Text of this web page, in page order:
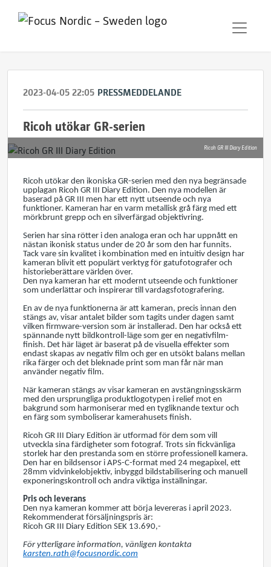
2023-04-05 22:05 PRESSMEDDELANDE
Ricoh utökar GR-serien
Ricoh GR III Diary Edition
Ricoh utökar den ikoniska GR-serien med den nya begränsade
upplagan Ricoh GR III Diary Edition. Den nya modellen är
baserad på GR III men har ett nytt utseende och nya
funktioner. Kameran har en varm metallisk grå färg med ett
mörkbrunt grepp och en silverfärgad objektivring.
Serien har sina rötter i den analoga eran och har uppnått en
nästan ikonisk status under de 20 år som den har funnits.
Tack vare sin kvalitet i kombination med en intuitiv design har
kameran blivit ett populärt verktyg för gatufotografer och
historieberättare världen över.
Den nya kameran har ett modernt utseende och funktioner
som underlättar och inspirerar till vardagsfotografering.
En av de nya funktionerna är att kameran, precis innan den
stängs av, visar antalet bilder som tagits under dagen samt
vilken firmware-version som är installerad. Den har också ett
spännande nytt bildkontroll-läge som ger en negativfilm-
finish. Det här läget är baserat på de visuella effekter som
endast skapas av negativ film och ger en utsökt balans mellan
rika färger och det bleknade print som man får när man
använder negativ film.
När kameran stängs av visar kameran en avstängningsskärm
med den ursprungliga produktlogotypen i relief mot en
bakgrund som harmoniserar med en tygliknande textur och
en färg som symboliserar kamerahusets finish.
Ricoh GR III Diary Edition är utformad för dem som vill
utveckla sina färdigheter som fotograf. Trots sin fickvänliga
storlek har den prestanda som en större professionell kamera.
Den har en bildsensor i APS-C-format med 24 megapixel, ett
28mm vidvinkelobjektiv, inbyggd bildstabilisering och manuell
exponeringskontroll och andra viktiga inställningar.
Pris och leverans
Den nya kameran kommer att börja levereras i april 2023.
Rekommenderat försäljningspris är:
Ricoh GR III Diary Edition SEK 13.690,-
För ytterligare information, vänligen kontakta
karsten.rath@focusnordic.com